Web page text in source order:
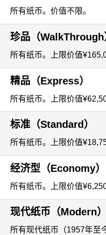
所有纸币。价值不限。
珍品（WalkThrough
所有纸币。上限价值
精品（Express）
所有纸币。上限价值
标准（Standard）
所有纸币。上限价值
经济型（Economy）
所有纸币。上限价值¥6,250
现代纸币（Modern
所有现代纸币（1957年至